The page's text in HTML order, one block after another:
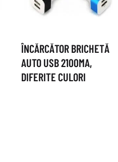
ÎNCĂRCĂTOR BRICHETĂ
AUTO USB 2100MA,
DIFERITE CULORI